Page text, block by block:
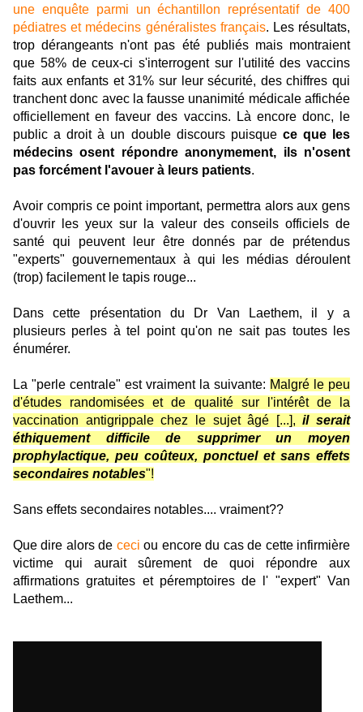
une enquête parmi un échantillon représentatif de 400
pédiatres et médecins généralistes français. Les résultats,
trop dérangeants n'ont pas été publiés mais montraient
que 58% de ceux-ci s'interrogent sur l'utilité des vaccins
faits aux enfants et 31% sur leur sécurité, des chiffres qui
tranchent donc avec la fausse unanimité médicale affichée
officiellement en faveur des vaccins. Là encore donc, le
public a droit à un double discours puisque ce que les
médecins osent répondre anonymement, ils n'osent
pas forcément l'avouer à leurs patients.
Avoir compris ce point important, permettra alors aux gens
d'ouvrir les yeux sur la valeur des conseils officiels de
santé qui peuvent leur être donnés par de prétendus
"experts" gouvernementaux à qui les médias déroulent
(trop) facilement le tapis rouge...
Dans cette présentation du Dr Van Laethem, il y a
plusieurs perles à tel point qu'on ne sait pas toutes les
énumérer.
La "perle centrale" est vraiment la suivante: Malgré le peu
d'études randomisées et de qualité sur l'intérêt de la
vaccination antigrippale chez le sujet âgé [...],il serait
éthiquement difficile de supprimer un moyen
prophylactique, peu coûteux, ponctuel et sans effets
secondaires notables"!
Sans effets secondaires notables.... vraiment??
Que dire alors de ceci ou encore du cas de cette infirmière
victime qui aurait sûrement de quoi répondre aux
affirmations gratuites et péremptoires de l' "expert" Van
Laethem...